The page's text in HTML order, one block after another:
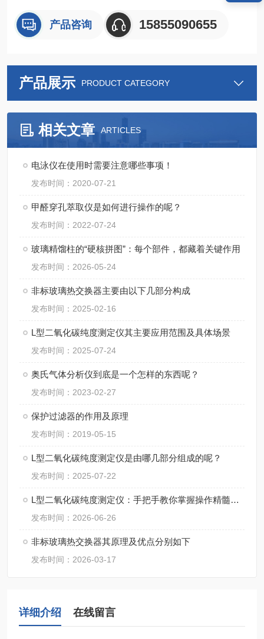
产品咨询 15855090655
产品展示 PRODUCT CATEGORY
相关文章 ARTICLES
电泳仪在使用时需要注意哪些事项！
发布时间：2020-07-21
甲醛穿孔萃取仪是如何进行操作的呢？
发布时间：2022-07-24
玻璃精馏柱的“硬核拼图”：每个部件，都藏着关键作用
发布时间：2026-05-24
非标玻璃热交换器主要由以下几部分构成
发布时间：2025-02-16
L型二氧化碳纯度测定仪其主要应用范围及具体场景
发布时间：2025-07-24
奥氏气体分析仪到底是一个怎样的东西呢？
发布时间：2023-02-27
保护过滤器的作用及原理
发布时间：2019-05-15
L型二氧化碳纯度测定仪是由哪几部分组成的呢？
发布时间：2025-07-22
L型二氧化碳纯度测定仪：手把手教你掌握操作精髓，轻松搞定精准检测！
发布时间：2026-06-26
非标玻璃热交换器其原理及优点分别如下
发布时间：2026-03-17
详细介绍 在线留言